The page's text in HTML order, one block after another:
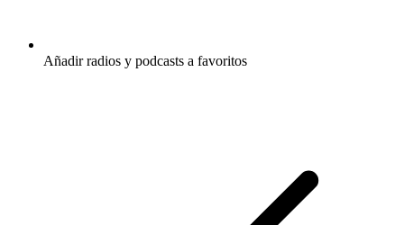
Añadir radios y podcasts a favoritos